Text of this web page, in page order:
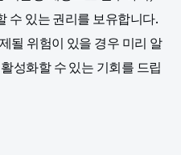
수 있는 권리를 보유합니다.
될 위험이 있을 경우 미리 알
성화할 수 있는 기회를 드립